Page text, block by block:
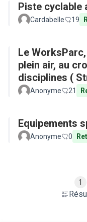
Piste cyclable
Cardabelle 19
Le
plein air, au
disciplines (
Parkour)
Anonyme 21
Equipements
Anonyme 0
1